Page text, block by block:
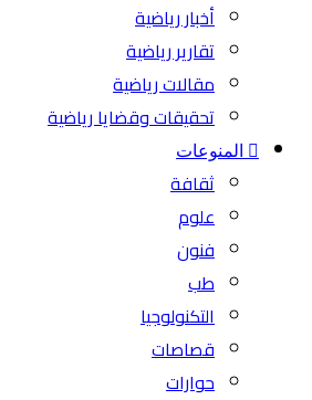
أخبار رياضية
تقارير رياضية
مقالات رياضية
تحقيقات وقضايا رياضية
المنوعات
ثقافة
علوم
فنون
طب
التكنولوجيا
قصاصات
حوارات